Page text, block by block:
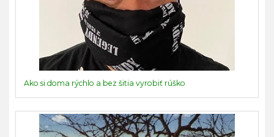
Ako si doma rýchlo a bez šitia vyrobiť rúško